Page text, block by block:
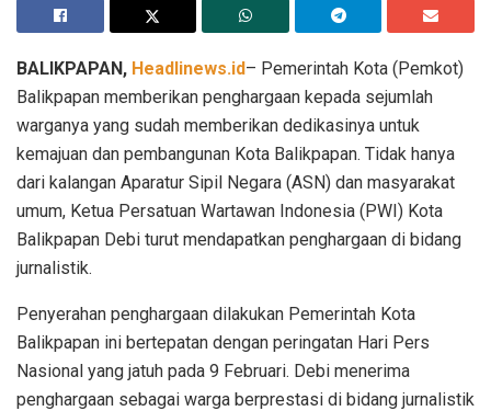
BALIKPAPAN, Headlinews.id– Pemerintah Kota (Pemkot)
Balikpapan memberikan penghargaan kepada sejumlah
warganya yang sudah memberikan dedikasinya untuk
kemajuan dan pembangunan Kota Balikpapan. Tidak hanya
dari kalangan Aparatur Sipil Negara (ASN) dan masyarakat
umum, Ketua Persatuan Wartawan Indonesia (PWI) Kota
Balikpapan Debi turut mendapatkan penghargaan di bidang
jurnalistik.
Penyerahan penghargaan dilakukan Pemerintah Kota
Balikpapan ini bertepatan dengan peringatan Hari Pers
Nasional yang jatuh pada 9 Februari. Debi menerima
penghargaan sebagai warga berprestasi di bidang jurnalistik